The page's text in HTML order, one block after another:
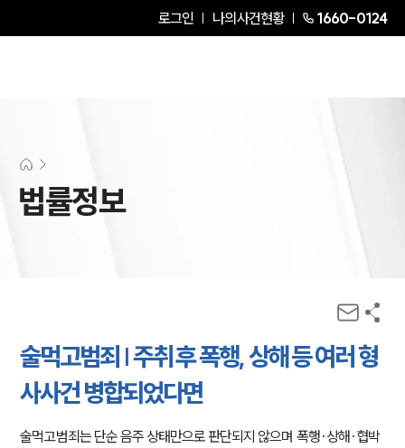
로그인 나의사건현황 1660-0124
법률정보
술먹고범죄 | 주취 후 폭행, 상해 등 여러 형
사사건 병합되었다면
술먹고범죄는 단순 음주 상태만으로 판단되지 않으며 폭행·상해·협박